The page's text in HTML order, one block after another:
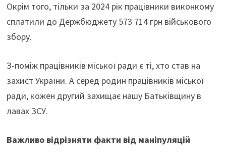
Окрім того, тільки за 2024 рік працівники виконкому
сплатили до Держбюджету 573 714 грн військового
збору.
З-поміж працівників міської ради є ті, хто став на
захист України. А серед родин працівників міської
ради, кожен другий захищає нашу Батьківщину в
лавах ЗСУ.
Важливо відрізняти факти від маніпуляцій